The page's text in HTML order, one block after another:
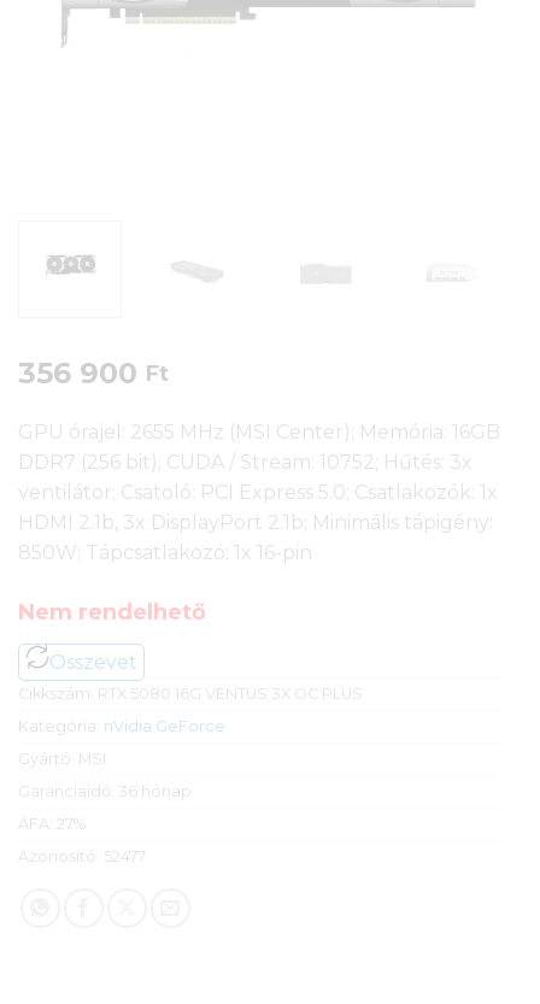
356 900 Ft
GPU órajel: 2655 MHz (MSI Center); Memória: 16GB
DDR7 (256 bit); CUDA / Stream: 10752; Hűtés: 3x
ventilátor; Csatoló: PCI Express 5.0; Csatlakozók: 1x
HDMI 2.1b, 3x DisplayPort 2.1b; Minimális tápigény:
850W; Tápcsatlakozó: 1x 16-pin
Nem rendelhető
Összevet
Cikkszám: RTX 5080 16G VENTUS 3X OC PLUS
Kategória: nVidia GeForce
Gyártó: MSI
Garanciaidő: 36 hónap
ÁFA: 27%
Azonosító: 52477